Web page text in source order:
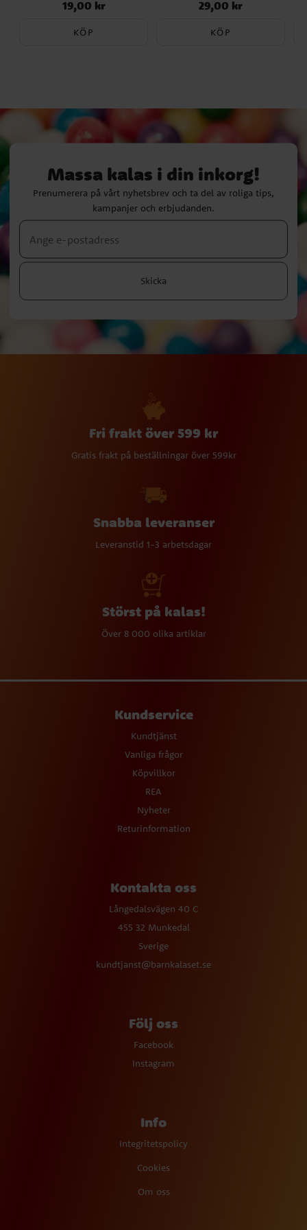
Pris:19,00 kr
19,00 kr
KÖP
Pris:29,00 kr
29,00 kr
KÖP
Massa kalas i din inkorg!
Prenumerera på vårt nyhetsbrev och ta del av roliga tips,
kampanjer och erbjudanden.
Skicka
Fri frakt över 599 kr
Gratis frakt på beställningar över 599kr
Snabba leveranser
Leveranstid 1-3 arbetsdagar
Störst på kalas!
Över 8 000 olika artiklar
Kundservice
Kundtjänst
Vanliga frågor
Köpvillkor
REA
Nyheter
Returinformation
Kontakta oss
Långedalsvägen 40 C
455 32 Munkedal
Sverige
kundtjanst@barnkalaset.se
Följ oss
Facebook
Instagram
Info
Integritetspolicy
Cookies
Om oss